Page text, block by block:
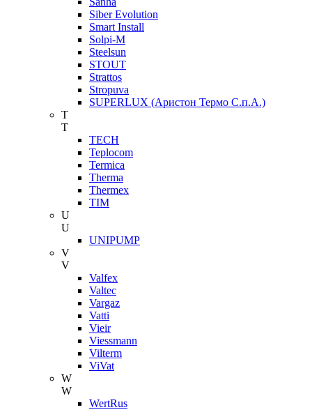
Siber Evolution
Smart Install
Solpi-M
Steelsun
STOUT
Strattos
Stropuva
SUPERLUX (Аристон Термо С.п.А.)
T
T
TECH
Teplocom
Termica
Therma
Thermex
TIM
U
U
UNIPUMP
V
V
Valfex
Valtec
Vargaz
Vatti
Vieir
Viessmann
Vilterm
ViVat
W
W
WertRus